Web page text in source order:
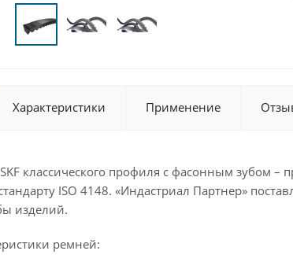
Характеристики Применение
классического профиля с фасонным зубом
ISO 4148. «Индастриал Партнер»
изделий.
ремней: